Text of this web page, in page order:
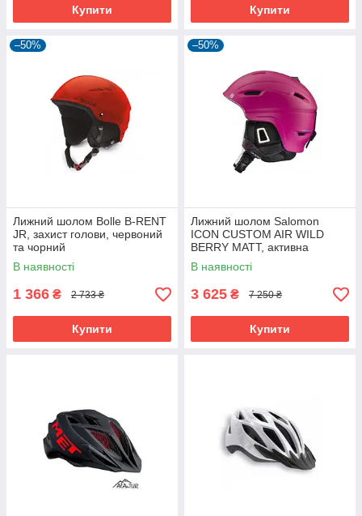
Купити Купити
–50%
Лижний шолом Bolle B-RENT
JR, захист голови, червоний
та чорний
В наявності
1 366 ₴ 2 733 ₴
Купити
–50%
Лижний шолом Salomon
ICON CUSTOM AIR WILD
BERRY MATT, активна
вентиляція, знімна підкладка
53-56 см
В наявності
3 625 ₴ 7 250 ₴
Купити